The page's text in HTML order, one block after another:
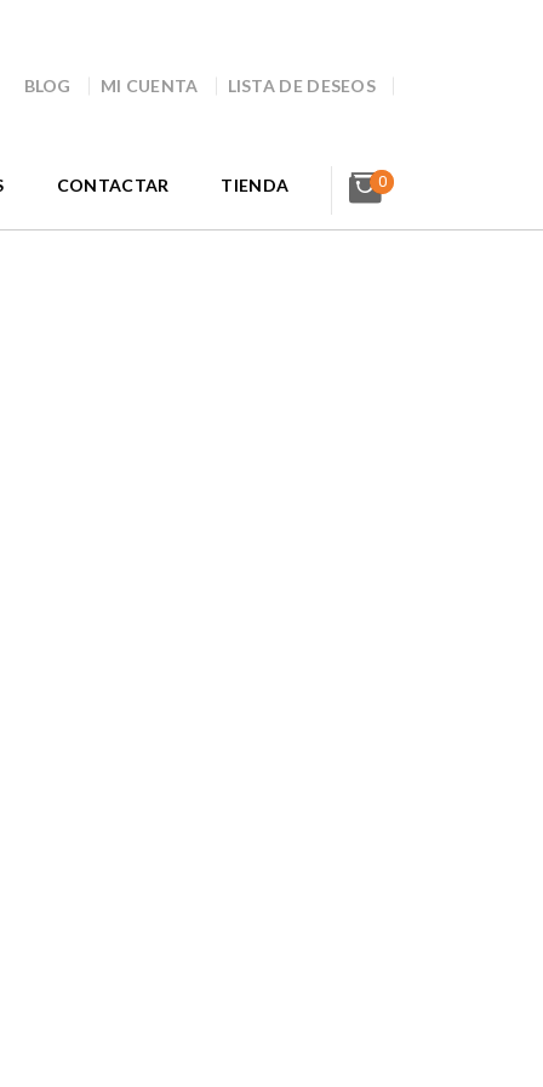
BLOG MI CUENTA LISTA DE DESEOS
CONTACTAR TIENDA 0